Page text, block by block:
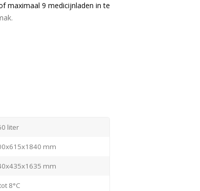
maximaal 9 medicijnladen in te
Het DIN
eisen:
eigen accu
liter
mm
mm
8°C